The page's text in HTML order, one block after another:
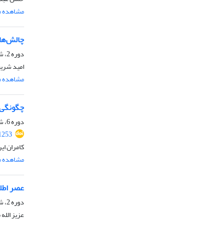
مشاهده
دوره 2، شماره 6، پاییز 1399، صفحه
امید
مشاهده
دوره 6، شماره 23، زمستان 1403، صفحه
کامران
مشاهده
عصر
دوره 2، شماره 5، تابستان 1399، صفحه
عزیز